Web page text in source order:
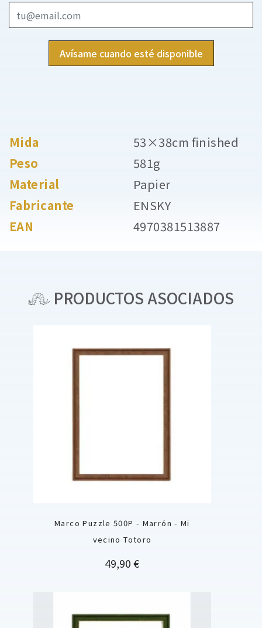
Avísame cuando esté disponible
Mida
53×38cm finished
Peso
581g
Material
Papier
Fabricante
ENSKY
EAN
4970381513887
PRODUCTOS ASOCIADOS
Marco Puzzle 500P - Marrón - Mi
vecino Totoro
Precio
49,90 €